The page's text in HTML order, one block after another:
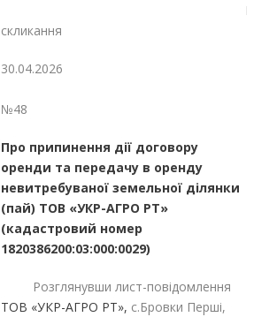
скликання
30.04.2026
№48
Про припинення дії договору
оренди та передачу в оренду
невитребуваної земельної ділянки
(пай) ТОВ «УКР-АГРО РТ»
(кадастровий номер
1820386200:03:000:0029)
Розглянувши лист-повідомлення
ТОВ «УКР-АГРО РТ», с.Бровки Перші,